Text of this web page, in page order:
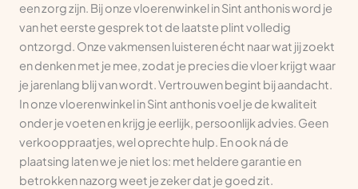
een zorg zijn. Bij onze vloerenwinkel in Sint anthonis word je
van het eerste gesprek tot de laatste plint volledig
ontzorgd. Onze vakmensen luisteren écht naar wat jij zoekt
en denken met je mee, zodat je precies die vloer krijgt waar
je jarenlang blij van wordt. Vertrouwen begint bij aandacht.
In onze vloerenwinkel in Sint anthonis voel je de kwaliteit
onder je voeten en krijg je eerlijk, persoonlijk advies. Geen
verkooppraatjes, wel oprechte hulp. En ook ná de
plaatsing laten we je niet los: met heldere garantie en
betrokken nazorg weet je zeker dat je goed zit.